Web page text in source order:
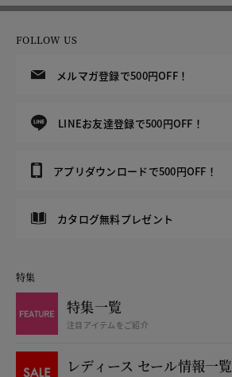
FOLLOW US
メルマガ登録で500円OFF！
LINEお友達登録で500円OFF！
アプリダウンロードで500円OFF！
カタログ無料プレゼント
特集
特集一覧
注目アイテムをご紹介
レディース セール情報一覧